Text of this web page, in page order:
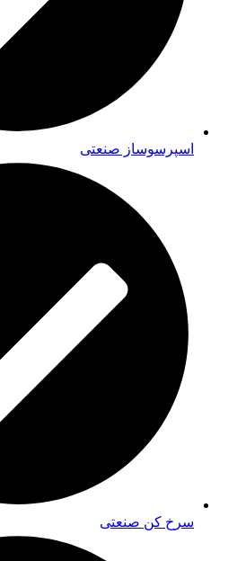
اسپرسوساز صنعتی
سرخ کن صنعتی